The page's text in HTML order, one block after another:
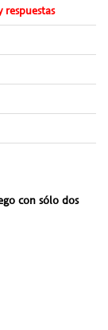
respuestas
con sólo dos